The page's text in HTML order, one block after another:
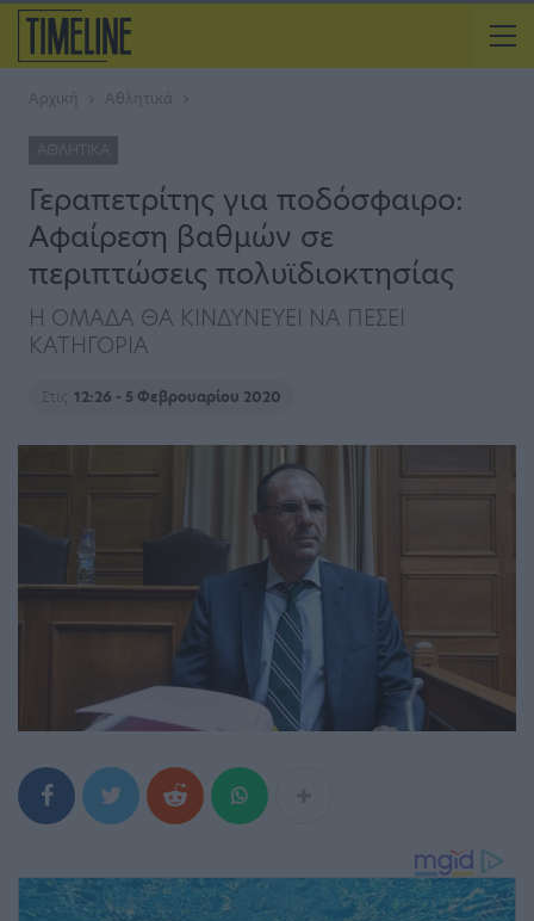
Αρχική Αθλητικά
ΑΘΛΗΤΙΚΆ
Γεραπετρίτης για ποδόσφαιρο:
Αφαίρεση βαθμών σε
περιπτώσεις πολυϊδιοκτησίας
Η ΟΜΑΔΑ ΘΑ ΚΙΝΔΥΝΕΥΕΙ ΝΑ ΠΕΣΕΙ
ΚΑΤΗΓΟΡΙΑ
Στις 12:26 - 5 Φεβρουαρίου 2020